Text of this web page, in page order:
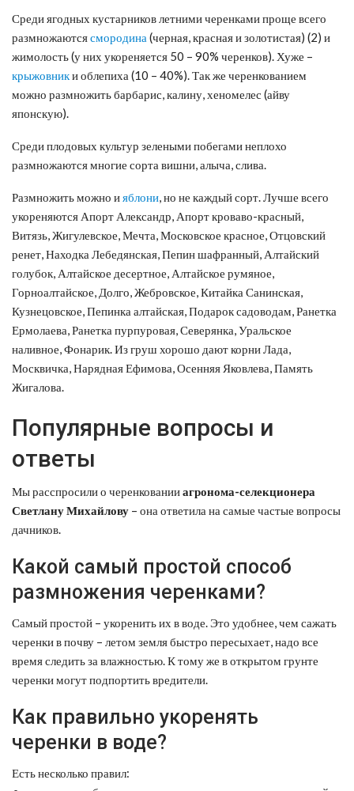
Среди ягодных кустарников летними черенками проще всего
размножаютсясмородина (черная, красная и золотистая) (2) и
жимолость (у них укореняется 50 – 90% черенков). Хуже –
крыжовники облепиха (10 – 40%). Так же черенкованием
можно размножить барбарис, калину, хеномелес (айву
японскую).
Среди плодовых культур зелеными побегами неплохо
размножаются многие сорта вишни, алыча, слива.
Размножить можно ияблони, но не каждый сорт. Лучше всего
укореняются Апорт Александр, Апорт кроваво-красный,
Витязь, Жигулевское, Мечта, Московское красное, Отцовский
ренет, Находка Лебедянская, Пепин шафранный, Алтайский
голубок, Алтайское десертное, Алтайское румяное,
Горноалтайское, Долго, Жебровское, Китайка Санинская,
Кузнецовское, Пепинка алтайская, Подарок садоводам, Ранетка
Ермолаева, Ранетка пурпуровая, Северянка, Уральское
наливное, Фонарик. Из груш хорошо дают корни Лада,
Москвичка, Нарядная Ефимова, Осенняя Яковлева, Память
Жигалова.
Популярные вопросы и
ответы
Мы расспросили о черенкованииагронома-селекционера
Светлану Михайлову – она ответила на самые частые вопросы
дачников.
Какой самый простой способ
размножения черенками?
Самый простой – укоренить их в воде. Это удобнее, чем сажать
черенки в почву – летом земля быстро пересыхает, надо все
время следить за влажностью. К тому же в открытом грунте
черенки могут подпортить вредители.
Как правильно укоренять
черенки в воде?
Есть несколько правил: